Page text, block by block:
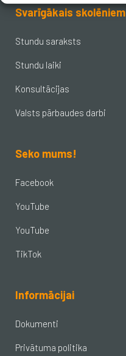
Svarīgākais skolēniem
Stundu saraksts
Stundu laiki
Konsultācijas
Valsts pārbaudes darbi
Seko mums!
Facebook
YouTube
YouTube
TikTok
Informācijai
Dokumenti
Privātuma politika